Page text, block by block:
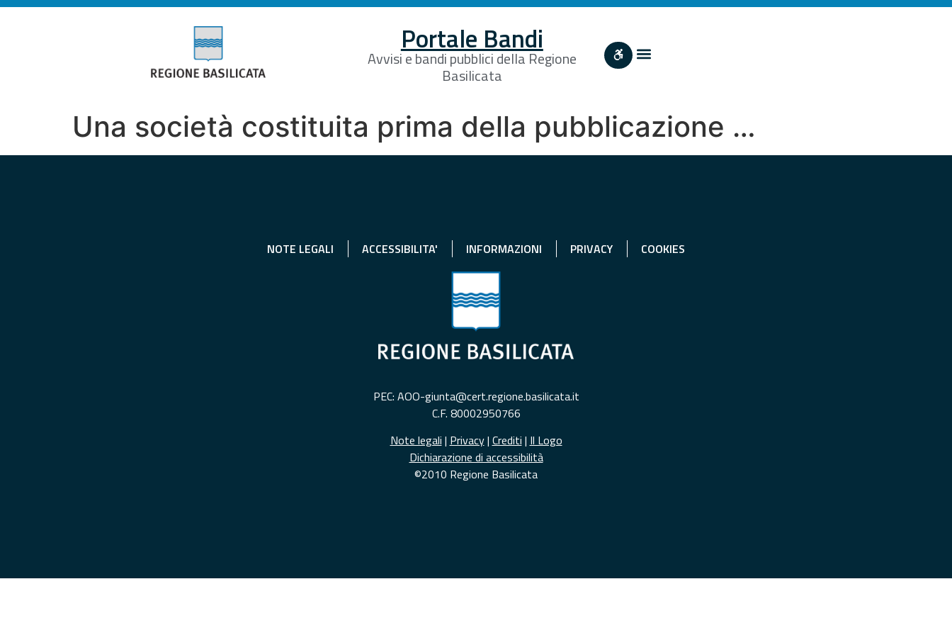
Portale Bandi
Avvisi e bandi pubblici della Regione
Basilicata
Una società costituita prima della pubblicazione …
NOTE LEGALI ACCESSIBILITA' INFORMAZIONI PRIVACY COOKIES
PEC: AOO-giunta@cert.regione.basilicata.it
C.F. 80002950766
Note legali | Privacy| Crediti | Il Logo
Dichiarazione di accessibilità
©2010 Regione Basilicata